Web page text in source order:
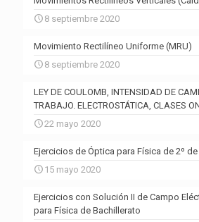
8 septiembre 2020
Movimiento Rectilíneo Uniforme (MRU)
8 septiembre 2020
LEY DE COULOMB, INTENSIDAD DE
TRABAJO. ELECTROSTÁTICA, CLASES
22 mayo 2020
Ejercicios de Óptica para Física de 2º
15 mayo 2020
Ejercicios con Solución II de Campo
para Física de Bachillerato